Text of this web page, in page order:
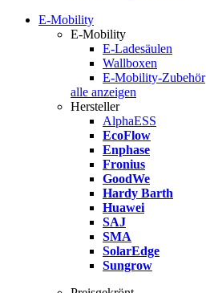
E-Mobility
E-Mobility
E-Ladesäulen
Wallboxen
E-Mobility-Zubehör
alle anzeigen
Hersteller
AlphaESS
EcoFlow
Enphase
Fronius
GoodWe
Hardy Barth
Huawei
SAJ
SMA
SolarEdge
Sungrow